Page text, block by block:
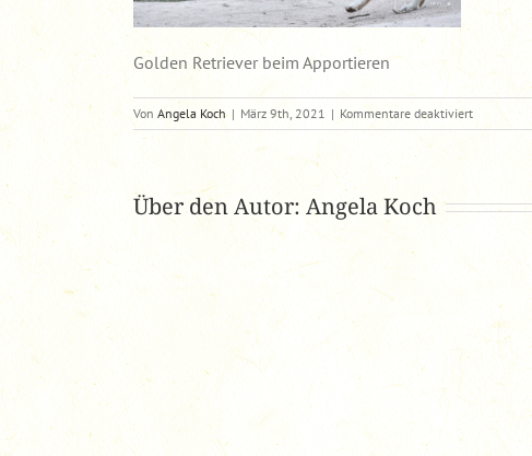
Golden Retriever beim Apportieren
Von Angela Koch | März 9th, 2021 | Kommentare deaktiviertfür
DSC_8534
Über den Autor: Angela Koch